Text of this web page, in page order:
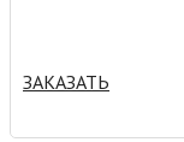
ЗАКАЗАТЬ